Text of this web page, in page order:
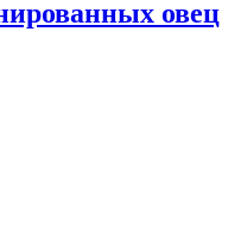
овец